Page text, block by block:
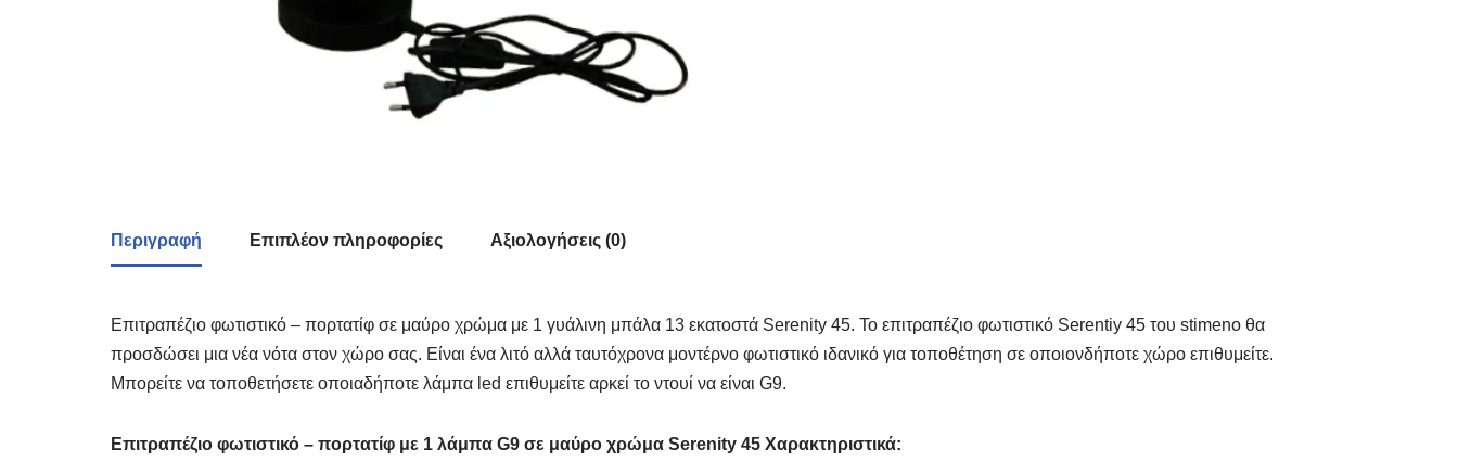
Περιγραφή Επιπλέον πληροφορίες Αξιολογήσεις (0)
Επιτραπέζιο φωτιστικό – πορτατίφ σε μαύρο χρώμα με 1 γυάλινη μπάλα 13 εκατοστά Serenity 45. Το επιτραπέζιο φωτιστικό Serentiy 45 του stimeno θα
προσδώσει μια νέα νότα στον χώρο σας. Είναι ένα λιτό αλλά ταυτόχρονα μοντέρνο φωτιστικό ιδανικό για τοποθέτηση σε οποιονδήποτε χώρο επιθυμείτε.
Μπορείτε να τοποθετήσετε οποιαδήποτε λάμπα led επιθυμείτε αρκεί το ντουί να είναι G9.
Επιτραπέζιο φωτιστικό – πορτατίφ με 1 λάμπα G9 σε μαύρο χρώμα Serenity 45 Χαρακτηριστικά: